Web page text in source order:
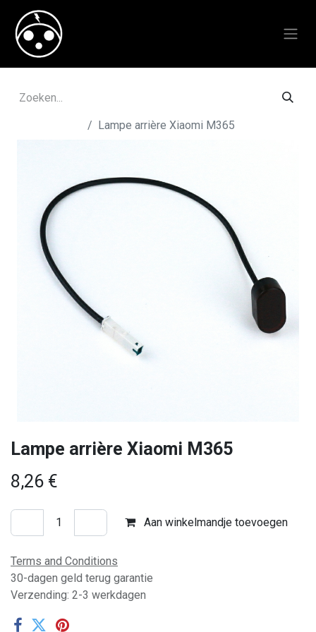
Lampe arrière Xiaomi M365
Lampe arrière Xiaomi M365
8,26 €
Aan winkelmandje toevoegen
Terms and Conditions
30-dagen geld terug garantie
Verzending: 2-3 werkdagen